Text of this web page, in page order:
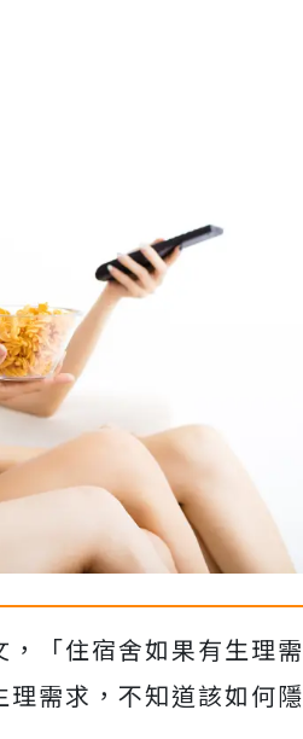
「住宿舍如果有生理需
需求，不知道該如何隱